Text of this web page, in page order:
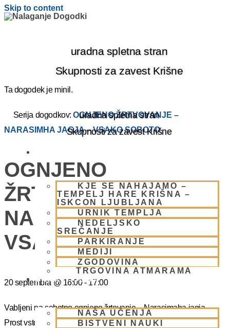
Skip to content
uradna spletna stran
Skupnosti za zavest Krišne
uradna spletna stran
Skupnosti za zavest Krišne
KJE SE NAHAJAMO –
TEMPELJ HARE KRIŠNA –
ISKCON LJUBLJANA
URNIK TEMPLJA
NEDELJSKO
SREČANJE
PARKIRANJE
MEDIJI
ZGODOVINA
TRGOVINA ATMARAMA
BHAKTI JOGA
NAŠA UČENJA
BISTVENI NAUKI
Ta dogodek je minil.
Serija dogodkov:OGNJENO ŽRTVOVANJE –
NARASIMHA JAGJA – VSAKO SOBOTO
OGNJENO
ŽRTVOVANJE –
NARASIMHA JAGJA –
VSAKO SOBOTO
20 septembra @ 16:00 - 17:00
Vabljeni na sobotno ognjeno žrtovanje – Narasimaha jagja.
Prost vstop.